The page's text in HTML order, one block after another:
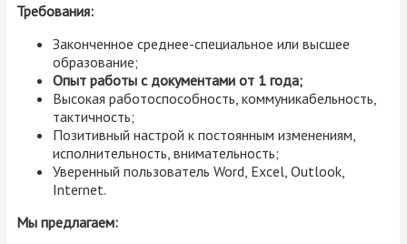
Требования:
Законченное среднее-специальное или высшее
образование;
Опыт работы с документами от 1 года;
Высокая работоспособность, коммуникабельность,
тактичность;
Позитивный настрой к постоянным изменениям,
исполнительность, внимательность;
Уверенный пользователь Word, Excel, Outlook,
Internet.
Мы предлагаем: